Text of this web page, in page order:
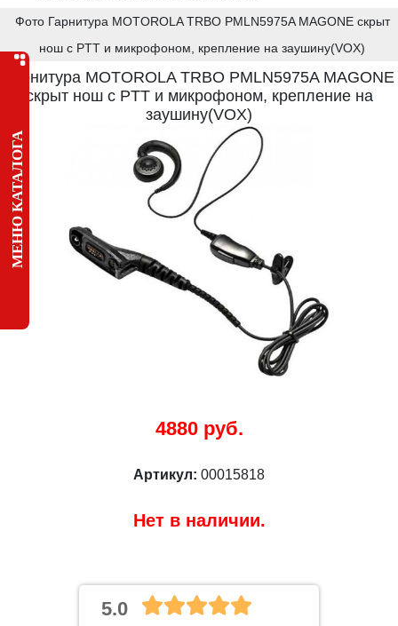
МЕНЮ КАТАЛОГА
Фото Гарнитура MOTOROLA TRBO PMLN5975A MAGONE скрыт
нош с PTT и микрофоном, крепление на заушину(VOX)
Гарнитура MOTOROLA TRBO PMLN5975A MAGONE
скрыт нош с PTT и микрофоном, крепление на
заушину(VOX)
4880 руб.
Артикул: 00015818
Нет в наличии.
5.0